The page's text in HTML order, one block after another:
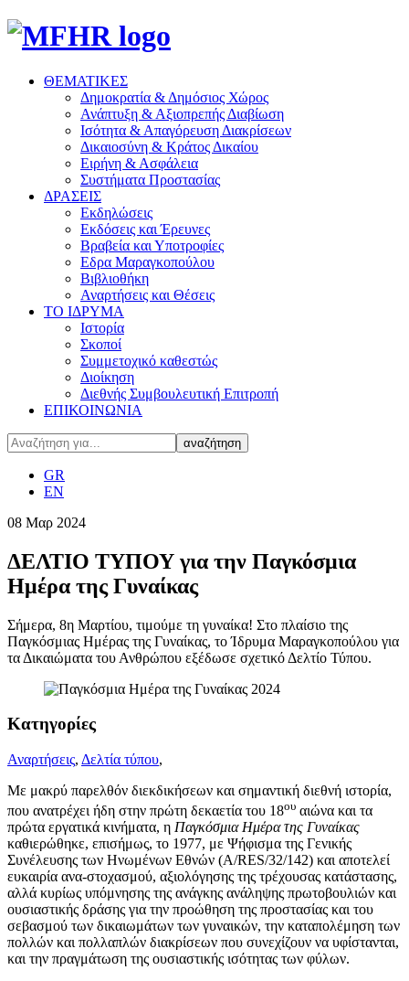
ΘΕΜΑΤΙΚΕΣ
Δημοκρατία & Δημόσιος Χώρος
Ανάπτυξη & Αξιοπρεπής Διαβίωση
Ισότητα & Απαγόρευση Διακρίσεων
Δικαιοσύνη & Κράτος Δικαίου
Ειρήνη & Ασφάλεια
Συστήματα Προστασίας
ΔΡΑΣΕΙΣ
Εκδηλώσεις
Εκδόσεις και Έρευνες
Βραβεία και Υποτροφίες
Εδρα Μαραγκοπούλου
Βιβλιοθήκη
Αναρτήσεις και Θέσεις
ΤΟ ΙΔΡΥΜΑ
Ιστορία
Σκοποί
Συμμετοχικό καθεστώς
Διοίκηση
Διεθνής Συμβουλευτική Επιτροπή
ΕΠΙΚΟΙΝΩΝΙΑ
GR
EN
08 Μαρ 2024
ΔΕΛΤΙΟ ΤΥΠΟΥ για την Παγκόσμια
Ημέρα της Γυναίκας
Σήμερα, 8η Μαρτίου, τιμούμε τη γυναίκα! Στο πλαίσιο της
Παγκόσμιας Ημέρας της Γυναίκας, το Ίδρυμα Μαραγκοπούλου για
τα Δικαιώματα του Ανθρώπου εξέδωσε σχετικό Δελτίο Τύπου.
Κατηγορίες
Αναρτήσεις, Δελτία τύπου,
Με μακρύ παρελθόν διεκδικήσεων και σημαντική διεθνή ιστορία,
που ανατρέχει ήδη στην πρώτη δεκαετία του 18ου αιώνα και τα
πρώτα εργατικά κινήματα, η Παγκόσμια Ημέρα της Γυναίκας
καθιερώθηκε, επισήμως, το 1977, με Ψήφισμα της Γενικής
Συνέλευσης των Ηνωμένων Εθνών (A/RES/32/142) και αποτελεί
ευκαιρία ανα-στοχασμού, αξιολόγησης της τρέχουσας κατάστασης,
αλλά κυρίως υπόμνησης της ανάγκης ανάληψης πρωτοβουλιών και
ουσιαστικής δράσης για την προώθηση της προστασίας και του
σεβασμού των δικαιωμάτων των γυναικών, την καταπολέμηση των
πολλών και πολλαπλών διακρίσεων που συνεχίζουν να υφίστανται,
και την πραγμάτωση της ουσιαστικής ισότητας των φύλων.